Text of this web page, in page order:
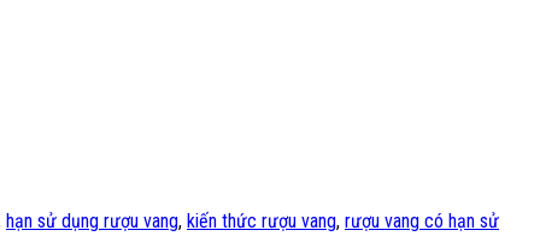
hạn sử dụng rượu vang, kiến thức rượu vang, rượu vang có hạn sử